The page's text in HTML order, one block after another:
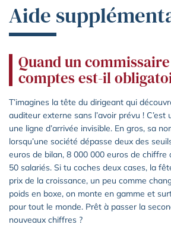
Aide
Quand un
comptes est-il
T’imagines la tête du dirigeant qui
auditeur externe sans l’avoir prévu !
une ligne d’arrivée invisible. En gros, sa
lorsqu’une société dépasse deux des
euros de bilan, 8 000 000 euros de chiffre
50 salariés. Si tu coches deux cases, la
prix de la croissance, un peu comme
poids en boxe, on monte en gamme et
pour tout le monde. Prêt à passer la
nouveaux chiffres ?